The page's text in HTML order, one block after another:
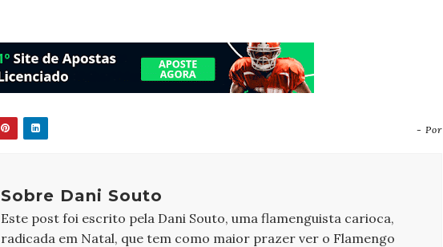
- Por
Sobre Dani Souto
Este post foi escrito pela Dani Souto, uma flamenguista carioca,
radicada em Natal, que tem como maior prazer ver o Flamengo